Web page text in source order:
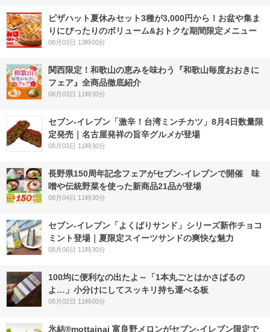
ピザハット夏休みセット3種が3,000円から！お盆や集ま
りにぴったりのボリューム&おトクな期間限定メニュー
08月03日 13時00分
関西限定！和歌山の恵みを味わう『和歌山毎度おおきに
フェア』全商品徹底紹介
08月03日 11時30分
セブン-イレブン「激辛！台湾ミンチカツ」8月4日数量限
定発売｜名古屋発祥の旨辛グルメが登場
08月03日 11時30分
長野県150周年記念フェアがセブン-イレブンで開催 味
噌や伝統野菜を使った新商品21品が登場
08月04日 11時30分
セブン‐イレブン「よくばりサンド」シリーズ新作チョコ
ミント登場｜夏限定スイーツサンドの爽快な魅力
08月06日 11時30分
100均に便利なの出たよ～「1本丸ごとはかさばるの
よ…」小分けにしてスッキリ持ち運べる板
08月02日 11時00分
氷結®mottainai 富良野メロンがセブン‐イレブン限定で